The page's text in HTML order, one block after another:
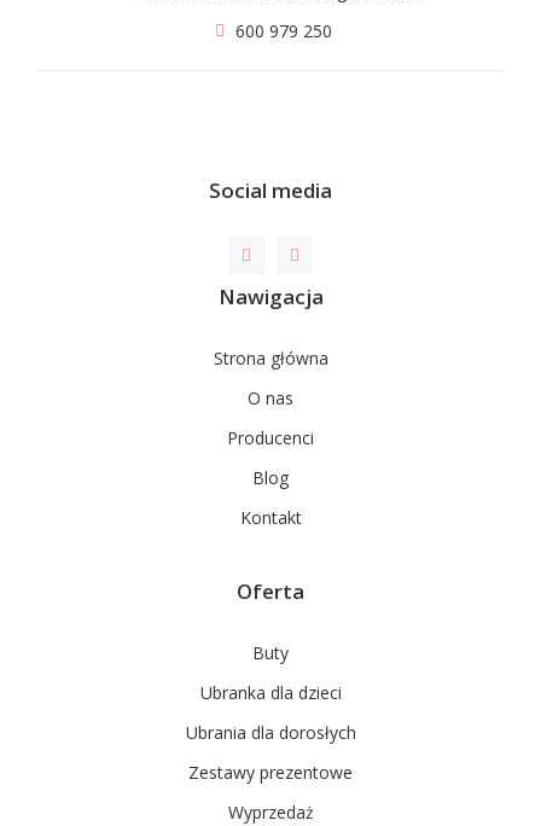
600 979 250
Social media
Nawigacja
Strona główna
O nas
Producenci
Blog
Kontakt
Oferta
Buty
Ubranka dla dzieci
Ubrania dla dorosłych
Zestawy prezentowe
Wyprzedaż